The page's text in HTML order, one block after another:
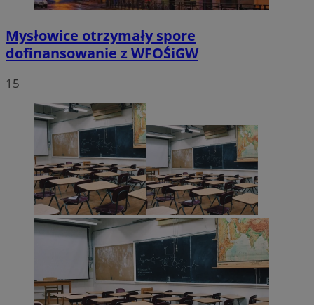
Mysłowice otrzymały spore
dofinansowanie z WFOŚiGW
15